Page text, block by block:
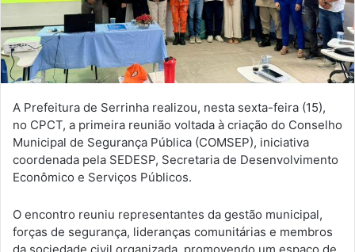
A Prefeitura de Serrinha realizou, nesta sexta-feira (15),
no CPCT, a primeira reunião voltada à criação do Conselho
Municipal de Segurança Pública (COMSEP), iniciativa
coordenada pela SEDESP, Secretaria de Desenvolvimento
Econômico e Serviços Públicos.
O encontro reuniu representantes da gestão municipal,
forças de segurança, lideranças comunitárias e membros
da sociedade civil organizada, promovendo um espaço de